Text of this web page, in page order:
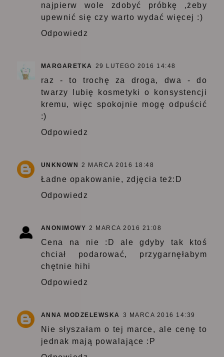
najpierw wole zdobyć próbkę ,żeby
upewnić się czy warto wydać więcej :)
Odpowiedz
MARGARETKA 29 LUTEGO 2016 14:48
raz - to trochę za droga, dwa - do
twarzy lubię kosmetyki o konsystencji
kremu, więc spokojnie mogę odpuścić
:)
Odpowiedz
UNKNOWN 2 MARCA 2016 18:48
Ładne opakowanie, zdjęcia też:D
Odpowiedz
ANONIMOWY 2 MARCA 2016 21:08
Cena na nie :D ale gdyby tak ktoś
chciał podarować, przygarnęłabym
chętnie hihi
Odpowiedz
ANNA MODZELEWSKA 3 MARCA 2016 14:39
Nie słyszałam o tej marce, ale cenę to
jednak mają powalające :P